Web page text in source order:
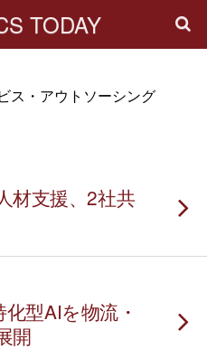
TODAY
ス・アウトソーシング
材支援、2社共
型AIを物流・
開